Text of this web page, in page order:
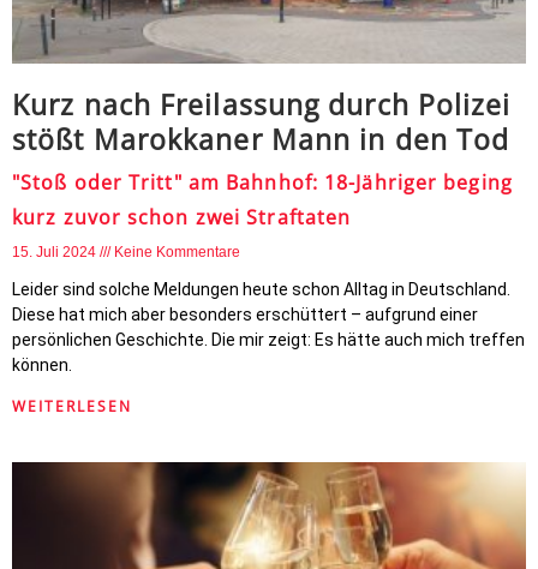
Kurz nach Freilassung durch Polizei
stößt Marokkaner Mann in den Tod
"Stoß oder Tritt" am Bahnhof: 18-Jähriger beging
kurz zuvor schon zwei Straftaten
15. Juli 2024 Keine Kommentare
Leider sind solche Meldungen heute schon Alltag in Deutschland.
Diese hat mich aber besonders erschüttert – aufgrund einer
persönlichen Geschichte. Die mir zeigt: Es hätte auch mich treffen
können.
WEITERLESEN